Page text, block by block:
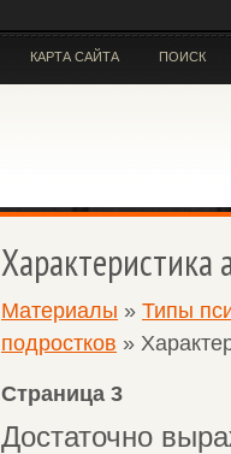
КАРТА САЙТА ПОИСК
Характеристика
Материалы » Типы
подростков »
Страница 3
Достаточно